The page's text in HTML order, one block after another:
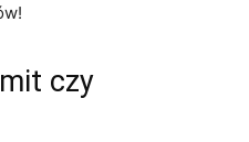
czy